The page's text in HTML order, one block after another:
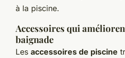
à la piscine.
Accessoires qui
baignade
Les accessoires de piscine